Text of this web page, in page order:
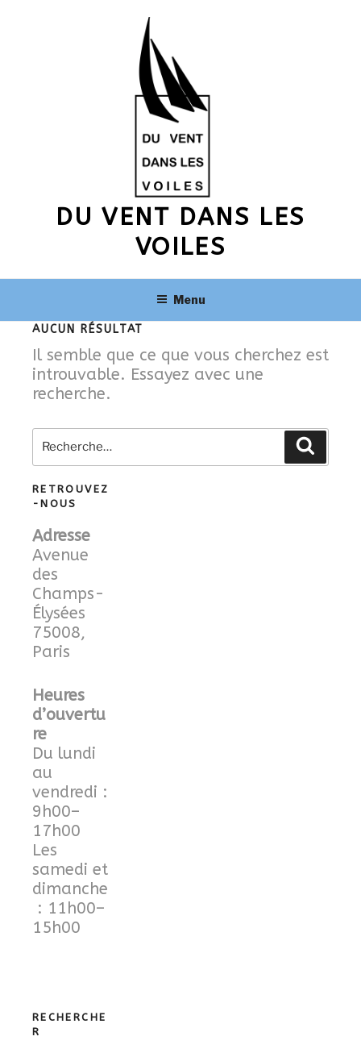
DU VENT DANS LES
VOILES
Menu
AUCUN RÉSULTAT
Il semble que ce que vous cherchez est
introuvable. Essayez avec une
recherche.
Recherche
pour
RETROUVEZ
-NOUS
Adresse
Avenue
des
Champs-
Élysées
75008,
Paris
Heures
d’ouvertu
re
Du lundi
au
vendredi :
9h00–
17h00
Les
samedi et
dimanche
: 11h00–
15h00
RECHERCHE
R